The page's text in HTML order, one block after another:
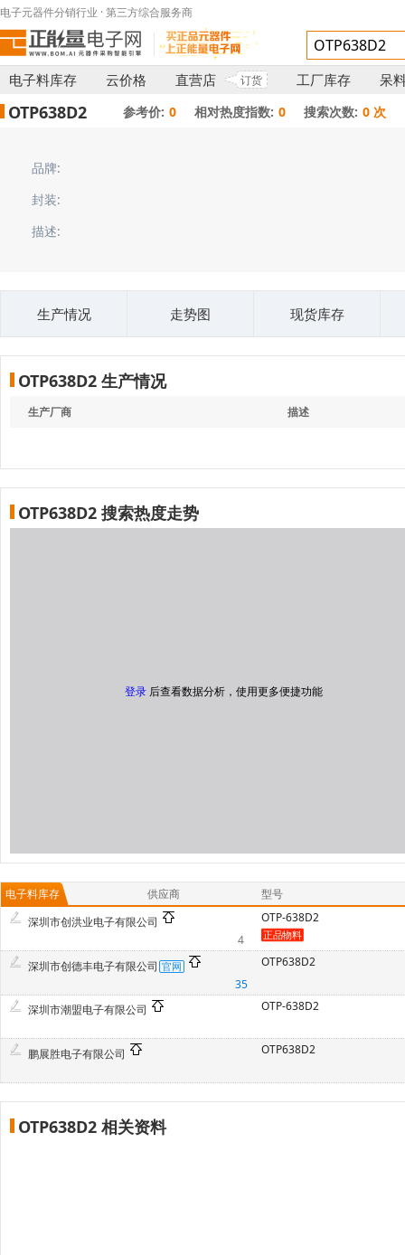
电子元器件分销行业 · 第三方综合服务商
电子料库存 云价格 直营店 订货 工厂库存 呆
OTP638D2 参考价: 0 相对热度指数: 0 搜索次数: 0 次
品牌:
封装:
描述:
生产情况 走势图 现货库存
OTP638D2 生产情况
生产厂商 描述
OTP638D2 搜索热度走势
登录 后查看数据分析，使用更多便捷功能
电子料库存 供应商
型号
深圳市创洪业电子有限公司
4
OTP-638D2
深圳市创德丰电子有限公司
35
OTP638D2
深圳市潮盟电子有限公司 OTP-638D2
鹏展胜电子有限公司 OTP638D2
OTP638D2 相关资料